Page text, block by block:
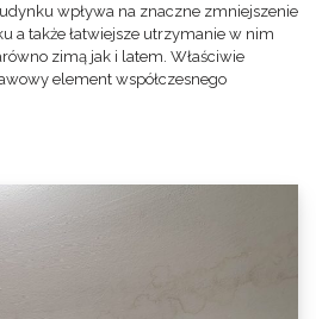
wpływa na znaczne zmniejszenie
a także łatwiejsze utrzymanie w nim
zimą jak i latem. Właściwie
element współczesnego